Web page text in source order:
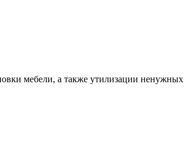
мебели, а также утилизации ненужных